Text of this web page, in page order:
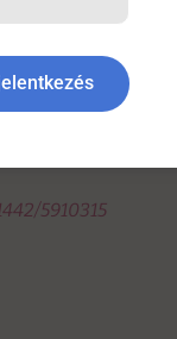
fényt, amelyek
döntéshozók
policy. Clin Infect
5910315